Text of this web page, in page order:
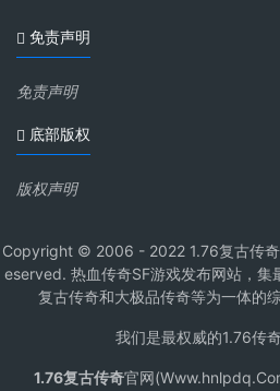
免责声明
免责声明
底部版权
版权声明
Copyright © 2006 - 2022 1.76复古传
eserved. 热血传奇SF游戏发布网站，集
复古传奇和大极品传奇等为一体的
我们是最权威的1.76传
1.76复古传奇官网